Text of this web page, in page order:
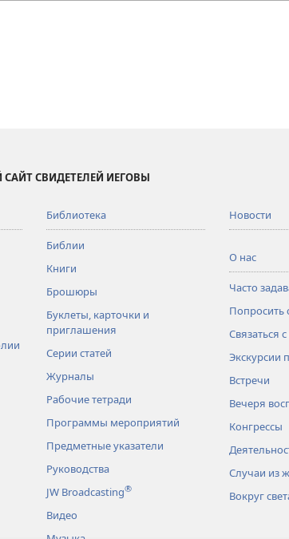
СВИДЕТЕЛЕЙ ИЕГОВЫ
Библиотека
Библии
Книги
Брошюры
Буклеты, карточки и
приглашения
Серии статей
Журналы
Рабочие тетради
Программы мероприятий
Предметные указатели
Руководства
JW Broadcasting®
Видео
Новости
О нас
Часто
Попросить
Связаться
Экскурсии
Встречи
Вечеря
Конгрессы
Случаи из
Вокруг